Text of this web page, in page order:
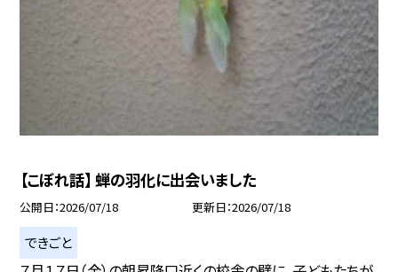
【こぼれ話】 蝉の羽化に出会いました
公開日 2026/07/18 更新日 2026/07/18
できごと